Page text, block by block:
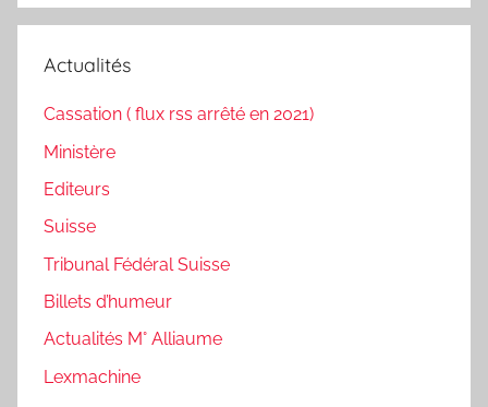
Actualités
Cassation ( flux rss arrêté en 2021)
Ministère
Editeurs
Suisse
Tribunal Fédéral Suisse
Billets d’humeur
Actualités M° Alliaume
Lexmachine